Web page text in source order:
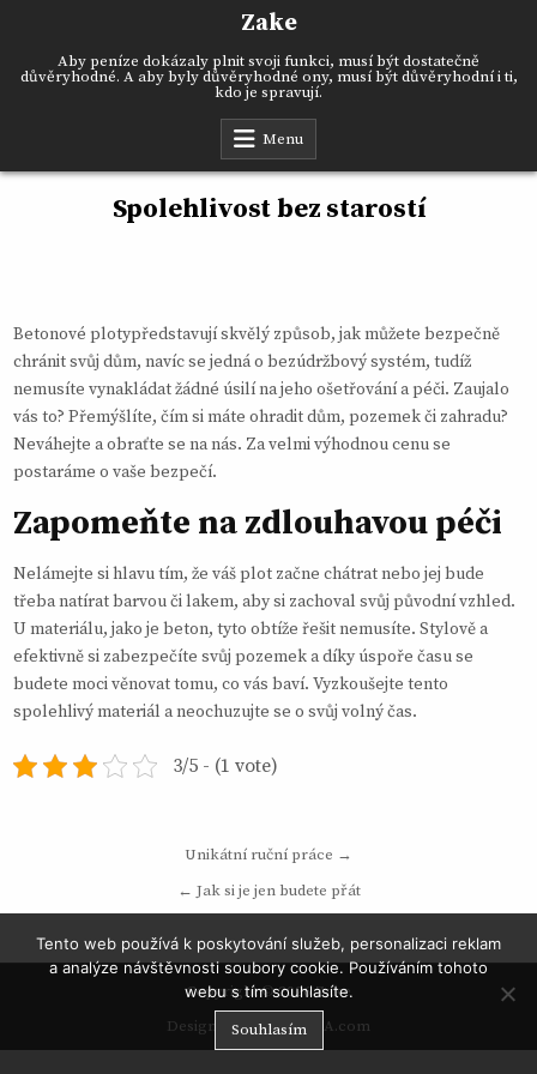
Zake
Aby peníze dokázaly plnit svoji funkci, musí být dostatečně
důvěryhodné. A aby byly důvěryhodné ony, musí být důvěryhodní i ti,
kdo je spravují.
Menu
Spolehlivost bez starostí
Betonové plotypředstavují skvělý způsob, jak můžete bezpečně
chránit svůj dům, navíc se jedná o bezúdržbový systém, tudíž
nemusíte vynakládat žádné úsilí na jeho ošetřování a péči. Zaujalo
vás to? Přemýšlíte, čím si máte ohradit dům, pozemek či zahradu?
Neváhejte a obraťte se na nás. Za velmi výhodnou cenu se
postaráme o vaše bezpečí.
Zapomeňte na zdlouhavou péči
Nelámejte si hlavu tím, že váš plot začne chátrat nebo jej bude
třeba natírat barvou či lakem, aby si zachoval svůj původní vzhled.
U materiálu, jako je beton, tyto obtíže řešit nemusíte. Stylově a
efektivně si zabezpečíte svůj pozemek a díky úspoře času se
budete moci věnovat tomu, co vás baví. Vyzkoušejte tento
spolehlivý materiál a neochuzujte se o svůj volný čas.
3/5 - (1 vote)
příspěvek
Unikátní ruční práce →
← Jak si je jen budete přát
Copyright © 2026 Zake
Design by ThemesDNA.com
Tento web používá k poskytování služeb, personalizaci reklam
a analýze návštěvnosti soubory cookie. Používáním tohoto
webu s tím souhlasíte.
Souhlasím